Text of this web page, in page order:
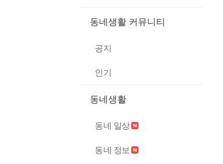
동네생활 커뮤니티
공지
인기
동네생활
동네 일상
동네 정보